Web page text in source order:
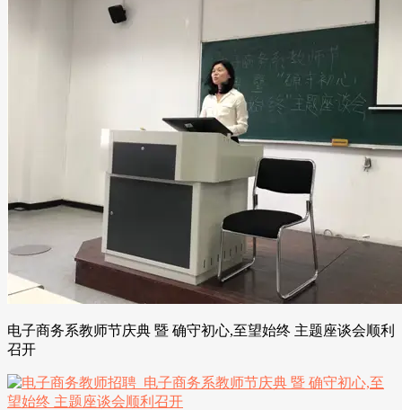
电子商务系教师节庆典 暨 确守初心,至望始终 主题座谈会顺利
召开